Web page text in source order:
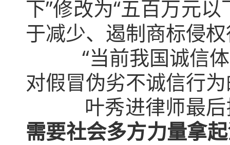
下”修改为“五百万元
于减少、遏制商标侵
“当前我国诚信体
对假冒伪劣不诚信行
叶秀进律师最后
需要社会多方力量拿